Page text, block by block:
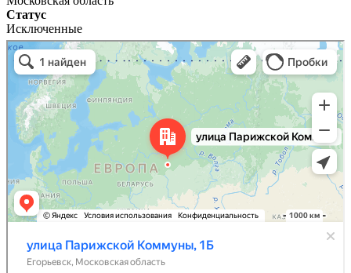
Статус
Исключенные